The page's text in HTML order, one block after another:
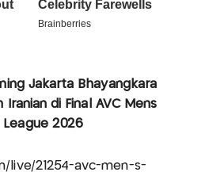
Jakarta Bhayangkara
Iranian di Final AVC Mens
2026
live/21254-avc-men-s-